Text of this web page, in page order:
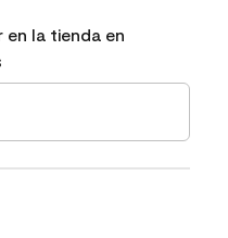
en la tienda en